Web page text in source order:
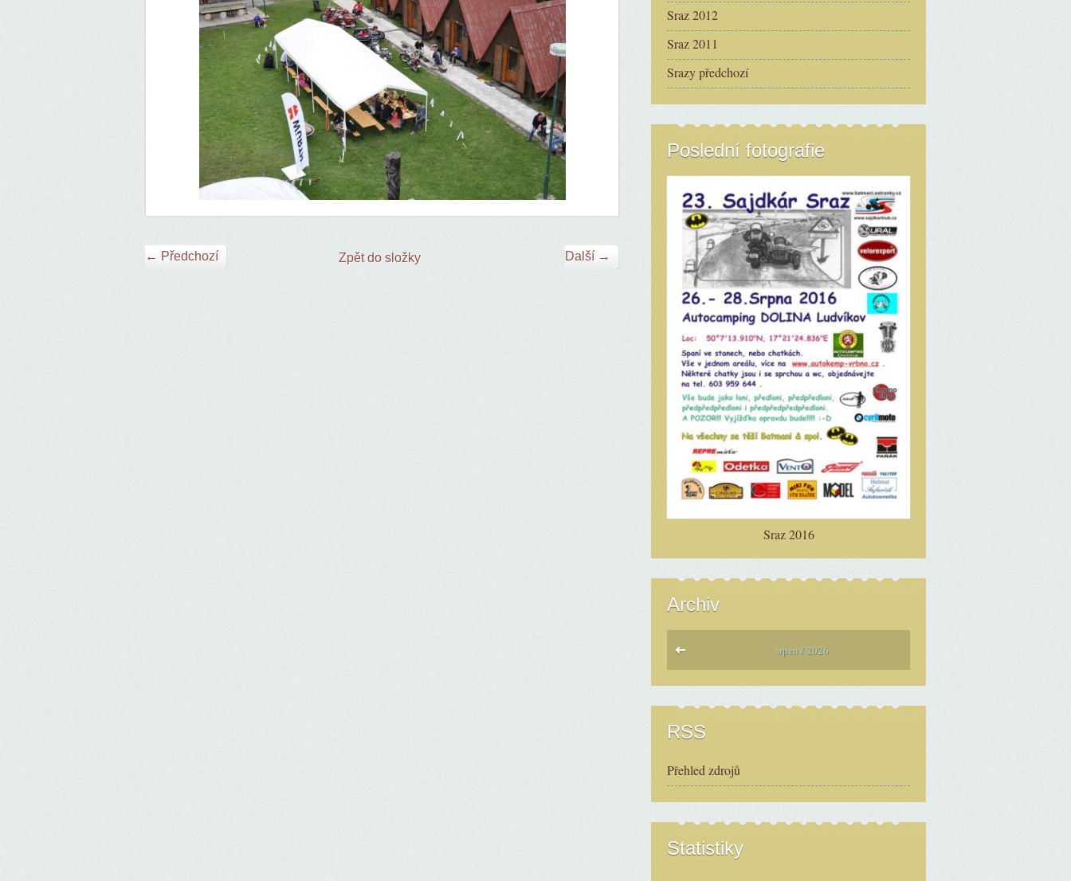
← Předchozí Další →
Zpět do složky
Sraz 2012
Sraz 2011
Srazy předchozí
Poslední fotografie
Sraz 2016
Archiv
srpen / 2026
RSS
Přehled zdrojů
Statistiky